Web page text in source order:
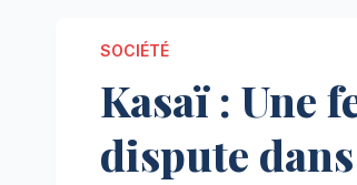
SOCIÉTÉ
Kasaï : Une
dispute